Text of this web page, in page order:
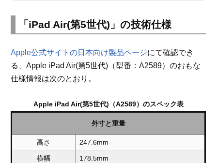
「iPad Air(第5世代)」の技術仕様
Apple公式サイトの日本向け製品ページにて確認でき
る、Apple iPad Air(第5世代)（型番：A2589）のおもな
仕様情報は次のとおり。
Apple iPad Air(第5世代)（A2589）のスペック表
外寸と重量
高さ 247.6mm
横幅 178.5mm